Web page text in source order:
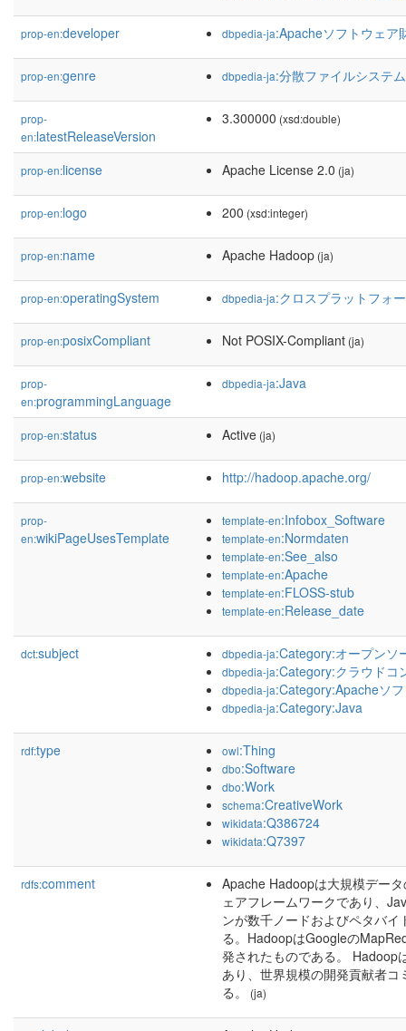
prop-en:developer dbpedia-ja:Apacheソフトウェア
prop-en:genre dbpedia-ja:分散ファイルシステム
prop-
en:latestReleaseVersion
3.300000 (xsd:double)
prop-en:license Apache License 2.0 (ja)
prop-en:logo 200 (xsd:integer)
prop-en:name Apache Hadoop (ja)
prop-en:operatingSystem dbpedia-ja:クロスプラットフォ
prop-en:posixCompliant Not POSIX-Compliant (ja)
prop-
en:programmingLanguage
dbpedia-ja:Java
prop-en:status Active (ja)
prop-en:website http://hadoop.apache.org/
prop-
en:wikiPageUsesTemplate
template-en:Infobox_Software
template-en:Normdaten
template-en:See_also
template-en:Apache
template-en:FLOSS-stub
template-en:Release_date
dct:subject dbpedia-ja:Category:オープンソ
dbpedia-ja:Category:クラウドコ
dbpedia-ja:Category:Apacheソ
dbpedia-ja:Category:Java
rdf:type owl:Thing
dbo:Software
dbo:Work
schema:CreativeWork
wikidata:Q386724
wikidata:Q7397
rdfs:comment
Apache Hadoopは大規模デー
ェアフレームワークであり、
ンが数千ノードおよびペタバ
る。HadoopはGoogleの
発されたものである。 Hadoop
あり、世界規模の開発貢献者
る。
(ja)